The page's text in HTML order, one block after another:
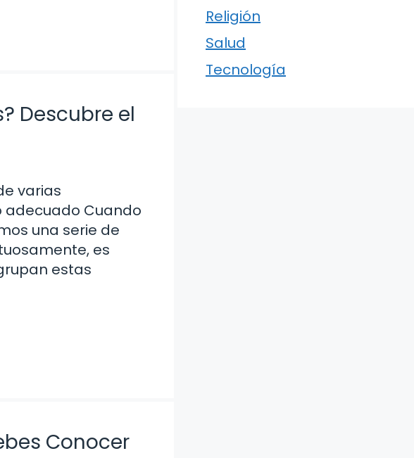
Descubre el
varias
adecuado Cuando
una serie de
es
estas
Conocer
Religión
Salud
Tecnología